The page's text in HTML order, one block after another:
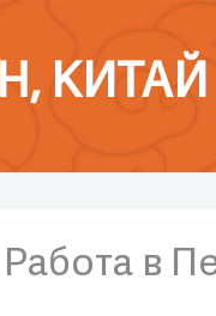
КИТАЙ
Работа в